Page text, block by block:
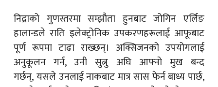
निद्राको गुणस्तरमा सम्झौता हुनबाट जोगिन एर्लिङ
हालान्डले राति इलेक्ट्रोनिक उपकरणहरूलाई आफूबाट
पूर्ण रूपमा टाढा राख्छन्। अक्सिजनको उपयोगलाई
अनुकूलन गर्न, उनी सुत्नु अघि आफ्नो मुख बन्द
गर्छन्, यसले उनलाई नाकबाट मात्र सास फेर्न बाध्य पार्छ,